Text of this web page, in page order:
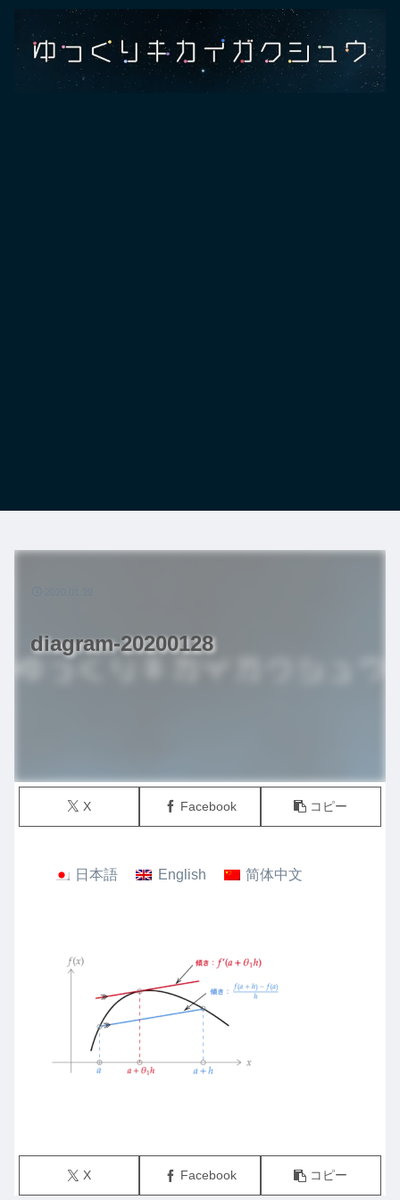
diagram-20200128
X Facebook コピー
日本語 English 简体中文
X Facebook コピー